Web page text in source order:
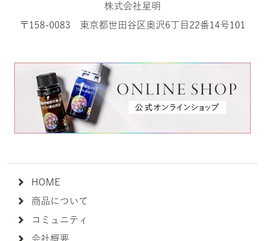
株式会社星明
〒158-0083 東京都世田谷区奥沢6丁目22番14号101
HOME
商品について
コミュニティ
会社概要